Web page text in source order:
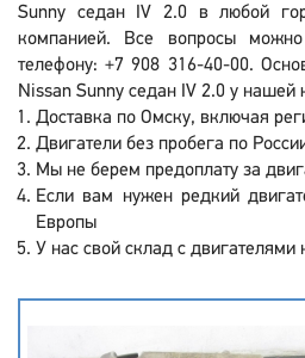
Sunny седан IV 2.0 в любой
компанией. Все вопросы можно
телефону: +7 908 316-40-00.
Nissan Sunny седан IV 2.0 у нашей
Доставка по Омску, включая
Двигатели без пробега по
Мы не берем предоплату за
Если вам нужен редкий
Европы
У нас свой склад с